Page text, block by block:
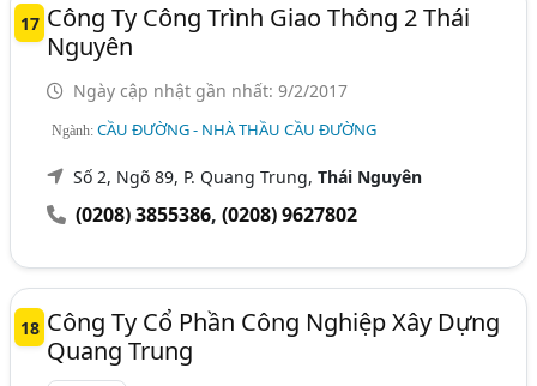
17 Công Ty Công Trình Giao Thông 2 Thái
Nguyên
Ngày cập nhật gần nhất: 9/2/2017
Ngành:CẦU ĐƯỜNG - NHÀ THẦU CẦU ĐƯỜNG
Số 2, Ngõ 89, P. Quang Trung,Thái Nguyên
(0208) 3855386,(0208) 9627802
18 Công Ty Cổ Phần Công Nghiệp Xây Dựng
Quang Trung